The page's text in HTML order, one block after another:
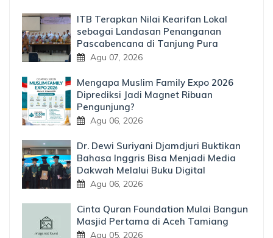
ITB Terapkan Nilai Kearifan Lokal
sebagai Landasan Penanganan
Pascabencana di Tanjung Pura
Agu 07, 2026
Mengapa Muslim Family Expo 2026
Diprediksi Jadi Magnet Ribuan
Pengunjung?
Agu 06, 2026
Dr. Dewi Suriyani Djamdjuri Buktikan
Bahasa Inggris Bisa Menjadi Media
Dakwah Melalui Buku Digital
Agu 06, 2026
Cinta Quran Foundation Mulai Bangun
Masjid Pertama di Aceh Tamiang
Agu 05, 2026